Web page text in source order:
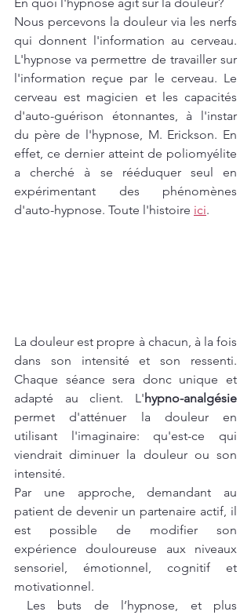
Nous percevons la douleur via les nerfs
qui donnent l'information au cerveau.
L'hypnose va permettre de travailler sur
l'information reçue par le cerveau. Le
cerveau est magicien et les capacités
d'auto-guérison étonnantes, à l'instar
du père de l'hypnose, M. Erickson. En
effet, ce dernier atteint de poliomyélite
a cherché à se rééduquer seul en
expérimentant des phénomènes
d'auto-hypnose. Toute l'histoire ici.
La douleur est propre à chacun, à la fois
dans son intensité et son ressenti.
Chaque séance sera donc unique et
adapté au client. L'hypno-analgésie
permet d'atténuer la douleur en
utilisant l'imaginaire: qu'est-ce qui
viendrait diminuer la douleur ou son
intensité.
Par une approche, demandant au
patient de devenir un partenaire actif, il
est possible de modifier son
expérience douloureuse aux niveaux
sensoriel, émotionnel, cognitif et
motivationnel.